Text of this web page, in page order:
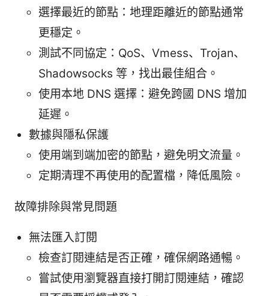
選擇最近的節點：地理距離近的節點通常
更穩定。
測試不同協定：QoS、Vmess、Trojan、
Shadowsocks 等，找出最佳組合。
使用本地 DNS 選擇：避免跨國 DNS 增加
延遲。
數據與隱私保護
使用端到端加密的節點，避免明文流量。
定期清理不再使用的配置檔，降低風險。
故障排除與常見問題
無法匯入訂閱
檢查訂閱連結是否正確，確保網路通暢。
嘗試使用瀏覽器直接打開訂閱連結，確認